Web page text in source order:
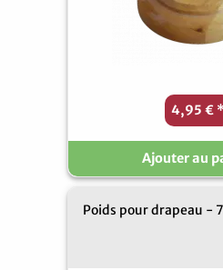
4,95 € *
Ajouter au
Poids pour drapeau -